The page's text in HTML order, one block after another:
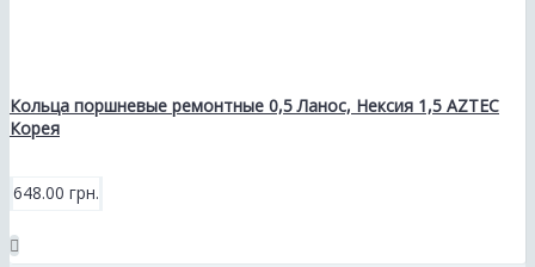
Кольца поршневые ремонтные 0,5 Ланос, Нексия 1,5 AZTEC
Корея
648.00 грн.